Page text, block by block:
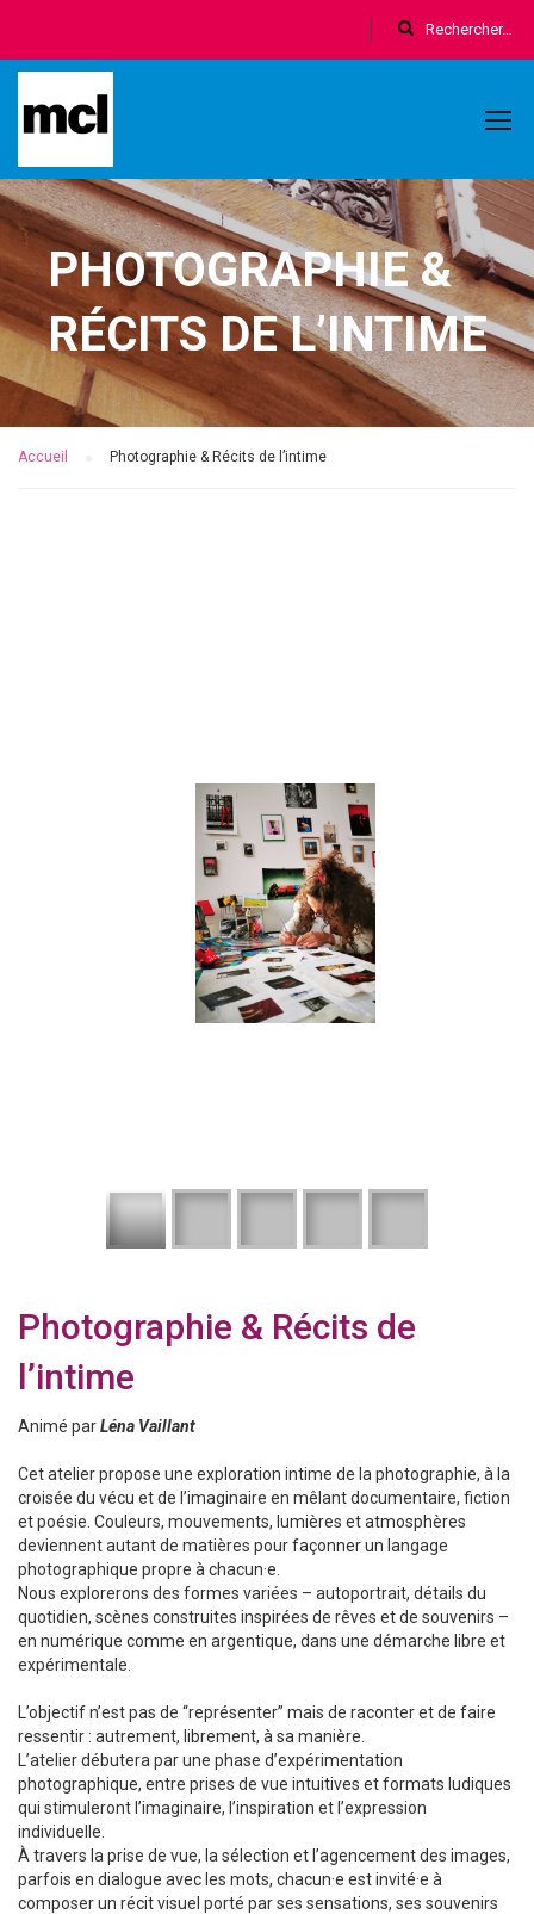
PHOTOGRAPHIE &
RÉCITS DE L’INTIME
Accueil Photographie & Récits de l’intime
Photographie & Récits de
l’intime
Animé parLéna Vaillant
Cet atelier propose une exploration intime de la photographie, à la
croisée du vécu et de l’imaginaire en mêlant documentaire, fiction
et poésie. Couleurs, mouvements, lumières et atmosphères
deviennent autant de matières pour façonner un langage
photographique propre à chacun·e.
Nous explorerons des formes variées – autoportrait, détails du
quotidien, scènes construites inspirées de rêves et de souvenirs –
en numérique comme en argentique, dans une démarche libre et
expérimentale.
L’objectif n’est pas de “représenter” mais de raconter et de faire
ressentir : autrement, librement, à sa manière.
L’atelier débutera par une phase d’expérimentation
photographique, entre prises de vue intuitives et formats ludiques
qui stimuleront l’imaginaire, l’inspiration et l’expression
individuelle.
À travers la prise de vue, la sélection et l’agencement des images,
parfois en dialogue avec les mots, chacun·e est invité·e à
composer un récit visuel porté par ses sensations, ses souvenirs